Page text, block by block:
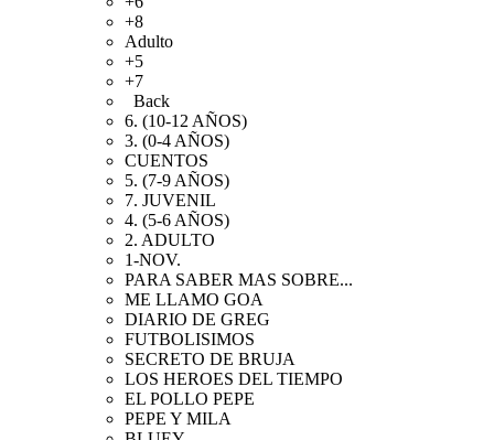
+8
Adulto
+5
+7
Back
6. (10-12 AÑOS)
3. (0-4 AÑOS)
CUENTOS
5. (7-9 AÑOS)
7. JUVENIL
4. (5-6 AÑOS)
2. ADULTO
1-NOV.
PARA SABER MAS SOBRE...
ME LLAMO GOA
DIARIO DE GREG
FUTBOLISIMOS
SECRETO DE BRUJA
LOS HEROES DEL TIEMPO
EL POLLO PEPE
PEPE Y MILA